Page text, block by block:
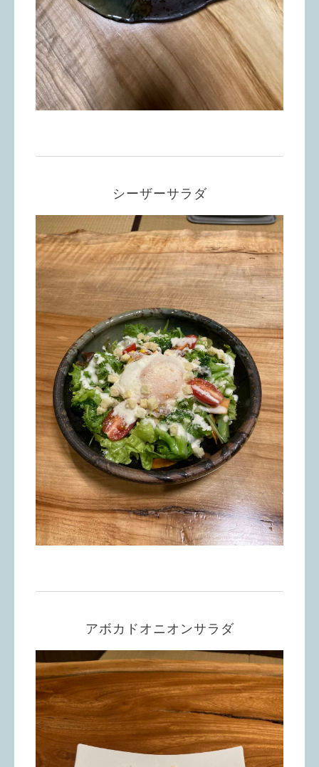
シーザーサラダ
アボカドオニオンサラダ